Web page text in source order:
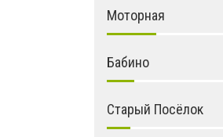
Моторная
Бабино
Старый Посёлок